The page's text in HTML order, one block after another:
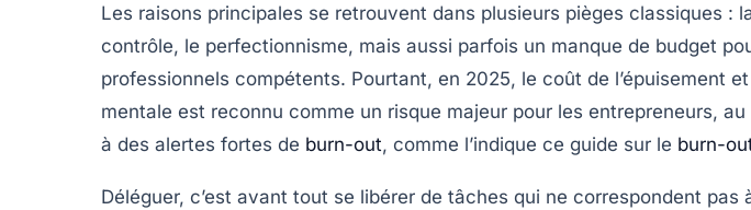
Les raisons principales se retrouvent dans plusieurs pièges classiques :
contrôle, le perfectionnisme, mais aussi parfois un manque de budget
professionnels compétents. Pourtant, en 2025, le coût de l’épuisement
mentale est reconnu comme un risque majeur pour les entrepreneurs, au
à des alertes fortes de burn-out, comme l’indique ce guide sur le burn-
Déléguer, c’est avant tout se libérer de tâches qui ne correspondent